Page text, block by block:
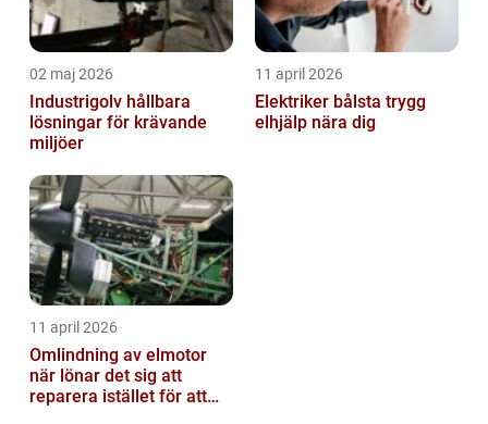
02 maj 2026
Industrigolv hållbara
lösningar för krävande
miljöer
11 april 2026
Elektriker bålsta trygg
elhjälp nära dig
11 april 2026
Omlindning av elmotor
när lönar det sig att
reparera istället för att